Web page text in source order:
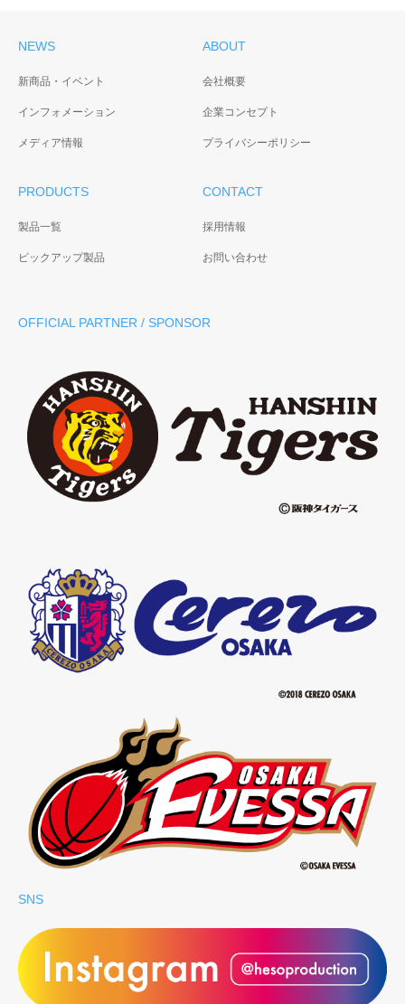
NEWS
新商品・イベント
インフォメーション
メディア情報
ABOUT
会社概要
企業コンセプト
プライバシーポリシー
PRODUCTS
製品一覧
ピックアップ製品
CONTACT
採用情報
お問い合わせ
OFFICIAL PARTNER / SPONSOR
SNS